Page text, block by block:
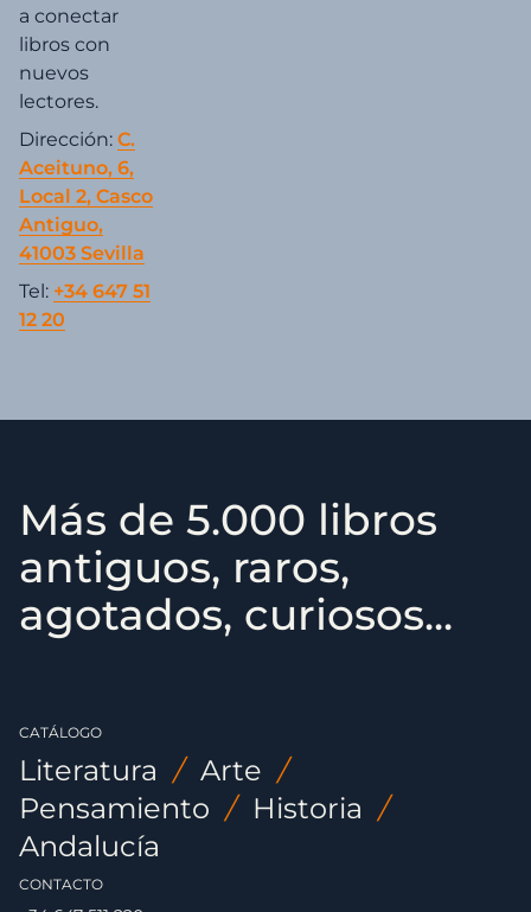
a conectar
libros con
nuevos
lectores.
Dirección: C.
Aceituno, 6,
Local 2, Casco
Antiguo,
41003 Sevilla
Tel: +34 647 51
12 20
Más de 5.000 libros
antiguos, raros,
agotados, curiosos...
CATÁLOGO
Literatura / Arte /
Pensamiento / Historia /
Andalucía
CONTACTO